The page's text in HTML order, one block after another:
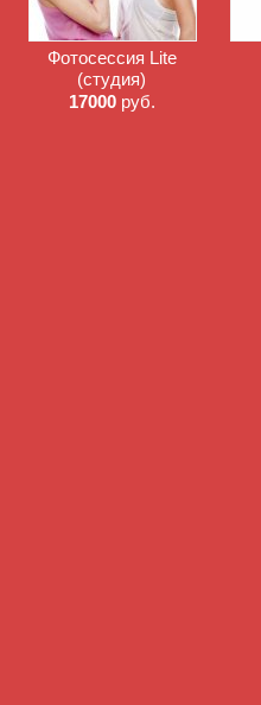
Фотосессия Lite
(студия)
17000руб.